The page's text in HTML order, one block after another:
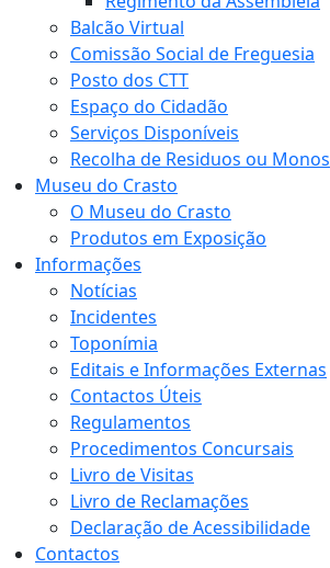
Balcão Virtual
Comissão Social de Freguesia
Posto dos CTT
Espaço do Cidadão
Serviços Disponíveis
Recolha de Residuos ou Monos
Museu do Crasto
O Museu do Crasto
Produtos em Exposição
Informações
Notícias
Incidentes
Toponímia
Editais e Informações Externas
Contactos Úteis
Regulamentos
Procedimentos Concursais
Livro de Visitas
Livro de Reclamações
Declaração de Acessibilidade
Contactos